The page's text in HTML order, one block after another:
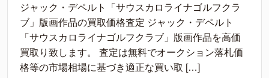
ジャック・デペルト「サウスカロライナゴルフクラ
ブ」版画作品の買取価格査定 ジャック・デペルト
「サウスカロライナゴルフクラブ」版画作品を高価
買取り致します。 査定は無料でオークション落札価
格等の市場相場に基づき適正な買い取 […]